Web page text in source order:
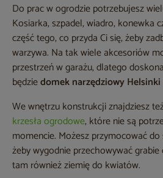
Do prac w ogrodzie potrzebujesz
Kosiarka, szpadel, wiadro, konewka
część tego, co przyda Ci się, żeby
warzywa. Na tak wiele akcesoriów
przestrzeń w garażu, dlatego
będziedomek narzędziowy Helsinki
We wnętrzu konstrukcji znajdziesz
krzesła ogrodowe, które nie są
momencie. Możesz przymocować
żeby wygodnie przechowywać grabie
tam również ziemię do kwiatów.